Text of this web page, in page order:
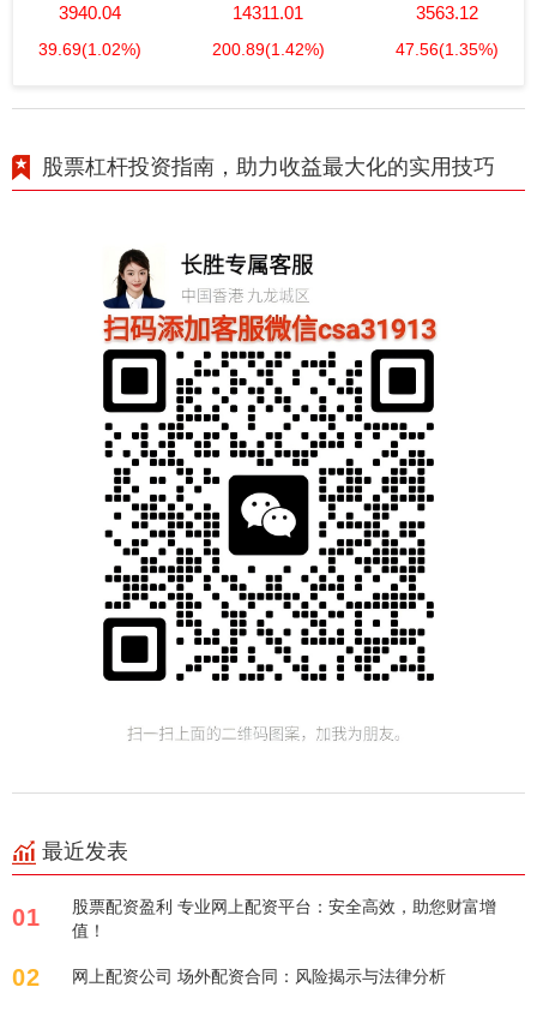
3940.04
39.69(1.02%)
14311.01
200.89(1.42%)
3563.12
47.56(1.35%)
股票杠杆投资指南，助力收益最大化的实用技巧
最近发表
01
股票配资盈利 专业网上配资平台：安全高效，助您财富增
值！
02 网上配资公司 场外配资合同：风险揭示与法律分析